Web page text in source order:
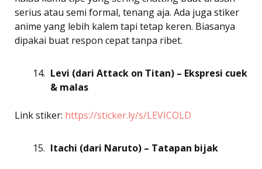
serius atau semi formal, tenang aja. Ada juga stiker
anime yang lebih kalem tapi tetap keren. Biasanya
dipakai buat respon cepat tanpa ribet.
Levi (dari Attack on Titan) – Ekspresi cuek
& malas
Link stiker: https://sticker.ly/s/LEVICOLD
Itachi (dari Naruto) – Tatapan bijak